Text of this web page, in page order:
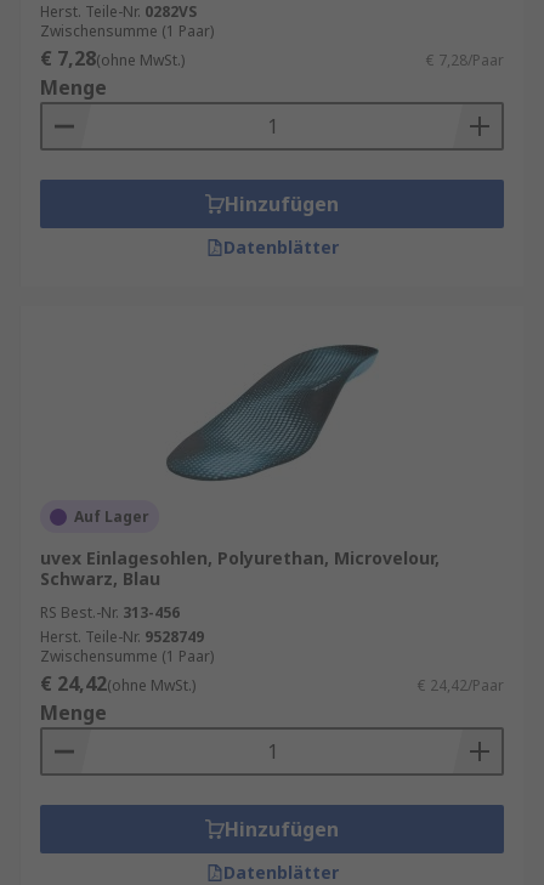
Herst. Teile-Nr. 0282VS
Zwischensumme (1 Paar)
€ 7,28(ohne MwSt.) € 7,28/Paar
Menge
Hinzufügen
Datenblätter
Auf Lager
uvex Einlagesohlen, Polyurethan, Microvelour,
Schwarz, Blau
RS Best.-Nr. 313-456
Herst. Teile-Nr. 9528749
Zwischensumme (1 Paar)
€ 24,42(ohne MwSt.) € 24,42/Paar
Menge
Hinzufügen
Datenblätter